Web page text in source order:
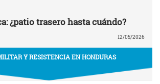
¿patio trasero hasta cuándo?
12/05/2026
Y RESISTENCIA EN HONDURAS